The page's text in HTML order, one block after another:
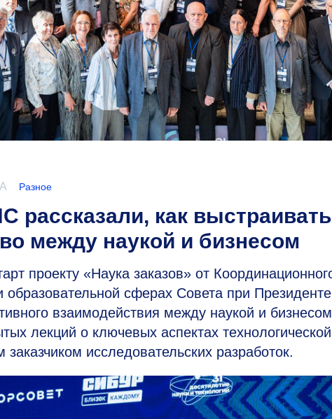
Разное
как
между наукой и бизнесом
проекту «Наука заказов» от
образовательной сферах Совета при
взаимодействия между наукой и
лекций о ключевых аспектах
исследовательских разработок.